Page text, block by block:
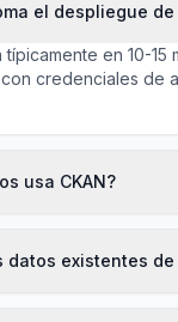
el despliegue de
en 10-15
credenciales de
usa CKAN?
datos existentes de